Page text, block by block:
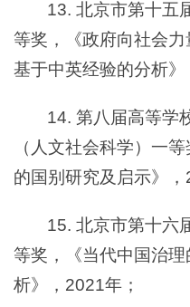
13. 北京市第十五
等奖，《政府向社会力
基于中英经验的分析》
14. 第八届高等学
（人文社会科学）一
的国别研究及启示》，
15. 北京市第十六
等奖，《当代中国治
析》，2021年；